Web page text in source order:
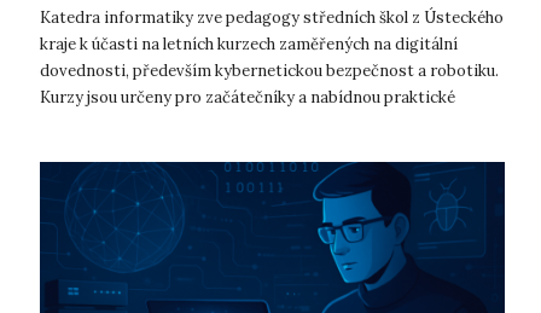
Katedra informatiky zve pedagogy středních škol z Ústeckého
kraje k účasti na letních kurzech zaměřených na digitální
dovednosti, především kybernetickou bezpečnost a robotiku.
Kurzy jsou určeny pro začátečníky a nabídnou praktické